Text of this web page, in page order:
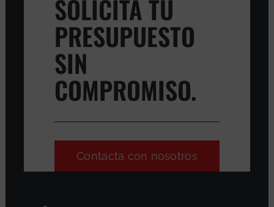
SOLICITA TU
PRESUPUESTO
SIN
COMPROMISO.
Contacta con nosotros